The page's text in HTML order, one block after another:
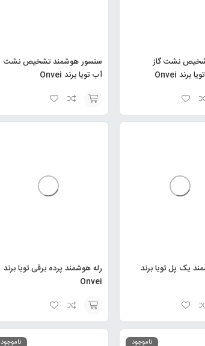
نشت گاز
سنسور هوشمند تشخیص نشت
آب تویا برند Onvei
انتخاب
یک پل تویا برند
رله هوشمند پرده برقی تویا برند
Onvei
انتخاب
ناموجود ناموجود